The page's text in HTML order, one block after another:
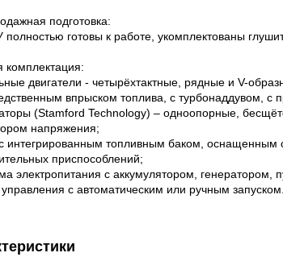
подготовка:
полностью готовы к работе, укомплектованы
комплектация:
двигатели - четырёхтактные, рядные и V-
впрыском топлива, с турбонаддувом,
(Stamford Technology) – одноопорные,
напряжения;
интегрированным топливным баком, оснащенным
приспособлений;
электропитания с аккумулятором, генератором,
с автоматическим или ручным запуском.